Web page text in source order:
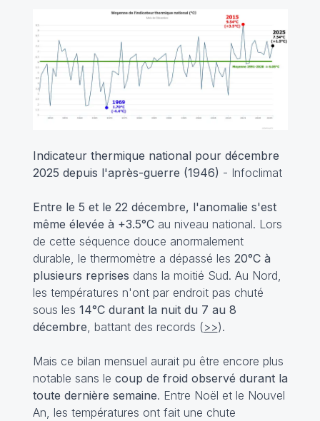
Indicateur thermique national pour décembre
2025 depuis l'après-guerre (1946) - Infoclimat
Entre le 5 et le 22 décembre, l'anomalie s'est
même élevée à +3.5°Cau niveau national. Lors
de cette séquence douce anormalement
durable, le thermomètre a dépassé les 20°C à
plusieurs reprises dans la moitié Sud. Au Nord,
les températures n'ont par endroit pas chuté
sous les 14°C durant la nuit du 7 au 8
décembre, battant des records (>>).
Mais ce bilan mensuel aurait pu être encore plus
notable sans le coup de froid observé durant la
toute dernière semaine. Entre Noël et le Nouvel
An, les températures ont fait une chute